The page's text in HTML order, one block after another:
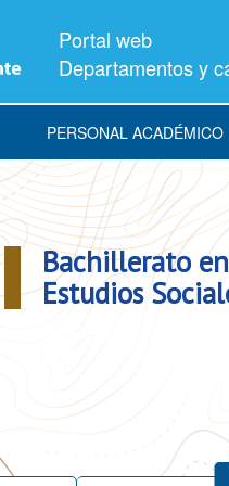
Portal web
Departamentos y
PERSONAL ACADÉMICO
Bachillerato
Estudios